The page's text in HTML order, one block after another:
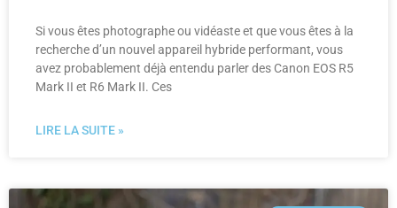
Si vous êtes photographe ou vidéaste et que vous êtes à la
recherche d’un nouvel appareil hybride performant, vous
avez probablement déjà entendu parler des Canon EOS R5
Mark II et R6 Mark II. Ces
LIRE LA SUITE »